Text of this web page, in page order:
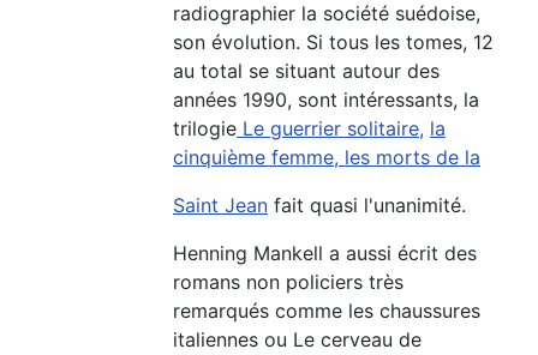
radiographier la société suédoise,
son évolution. Si tous les tomes, 12
au total se situant autour des
années 1990, sont intéressants, la
trilogie Le guerrier solitaire, la
cinquième femme, les morts de la
Saint Jean fait quasi l'unanimité.
Henning Mankell a aussi écrit des
romans non policiers très
remarqués comme les chaussures
italiennes ou Le cerveau de